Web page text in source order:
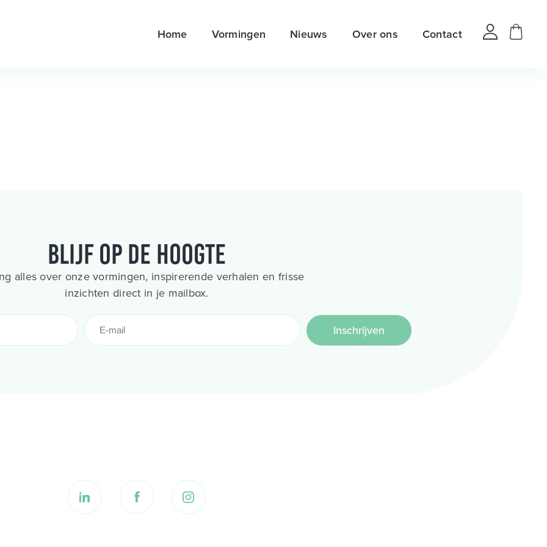
Home Vormingen Nieuws Over ons Contact
Blijf op de hoogte
alles over onze vormingen, inspirerende verhalen en frisse
inzichten direct in je mailbox.
Inschrijven